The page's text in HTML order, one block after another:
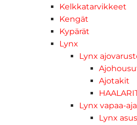
Kelkkatarvikkeet
Kengät
Kypärät
Lynx
Lynx
Ajotakit
Lynx vapaa-
Lynx